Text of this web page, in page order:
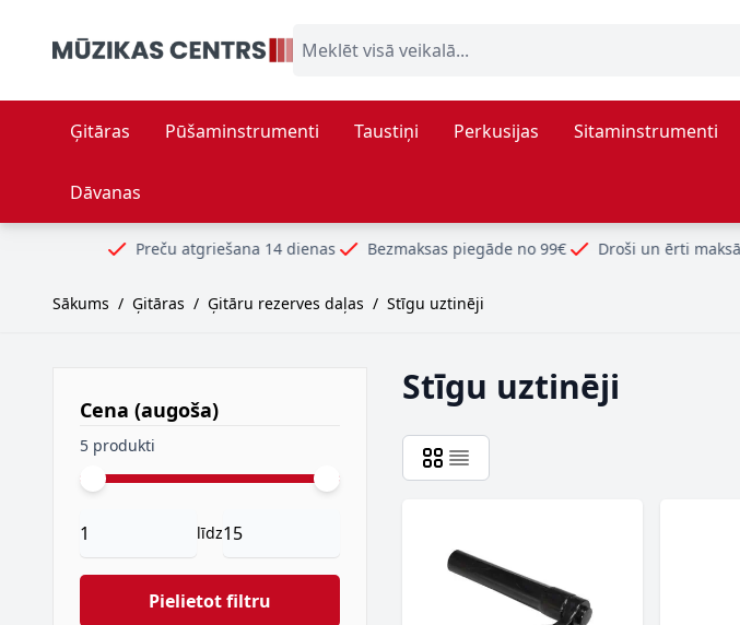
Meklēt visā veikalā...
Ģitāras Pūšaminstrumenti Taustiņi Perkusijas Sitaminstrumenti
Dāvanas
Preču atgriešana 14 dienas Bezmaksas piegāde no 99€ Droši un ērti maksājumu veidi
Sākums / Ģitāras / Ģitāru rezerves daļas / Stīgu uztinēji
Cena (augoša)
filter
5 produkti
Minimal price
Maximum price
līdz
Pielietot filtru
Stīgu uztinēji